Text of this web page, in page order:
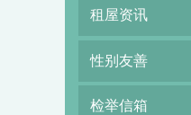
租屋资讯
性别友善
检举信箱